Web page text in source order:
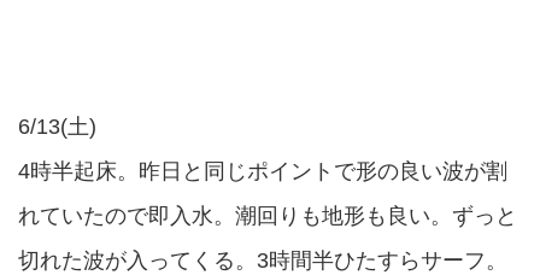
6/13(土)
4時半起床。昨日と同じポイントで形の良い波が割
れていたので即入水。潮回りも地形も良い。ずっと
切れた波が入ってくる。3時間半ひたすらサーフ。